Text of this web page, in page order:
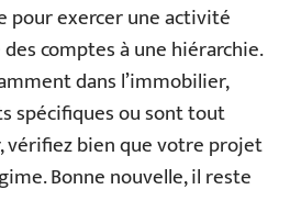
pour exercer une activité
comptes à une hiérarchie.
dans l’immobilier,
spécifiques ou sont tout
vérifiez bien que votre projet
Bonne nouvelle, il reste